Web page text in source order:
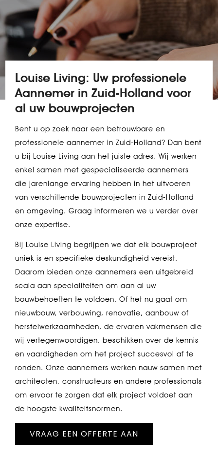
Louise Living: Uw professionele
Aannemer in Zuid-Holland voor
al uw bouwprojecten
Bent u op zoek naar een betrouwbare en
professionele aannemer in Zuid-Holland? Dan bent
u bij Louise Living aan het juiste adres. Wij werken
enkel samen met gespecialiseerde aannemers
die jarenlange ervaring hebben in het uitvoeren
van verschillende bouwprojecten in Zuid-Holland
en omgeving. Graag informeren we u verder over
onze expertise.
Bij Louise Living begrijpen we dat elk bouwproject
uniek is en specifieke deskundigheid vereist.
Daarom bieden onze aannemers een uitgebreid
scala aan specialiteiten om aan al uw
bouwbehoeften te voldoen. Of het nu gaat om
nieuwbouw, verbouwing, renovatie, aanbouw of
herstelwerkzaamheden, de ervaren vakmensen die
wij vertegenwoordigen, beschikken over de kennis
en vaardigheden om het project succesvol af te
ronden. Onze aannemers werken nauw samen met
architecten, constructeurs en andere professionals
om ervoor te zorgen dat elk project voldoet aan
de hoogste kwaliteitsnormen.
VRAAG EEN OFFERTE AAN